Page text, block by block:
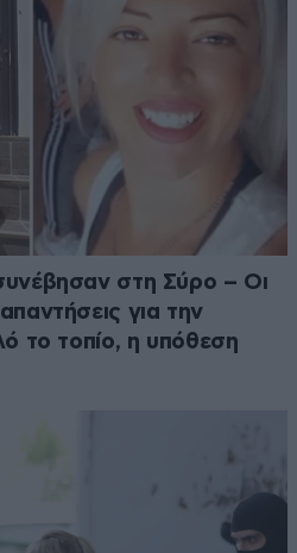
στη Σύρο – Οι
για την
το τοπίο, η υπόθεση